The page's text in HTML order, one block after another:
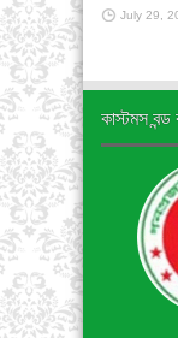
July 29,
কাস্টমস বন্ড